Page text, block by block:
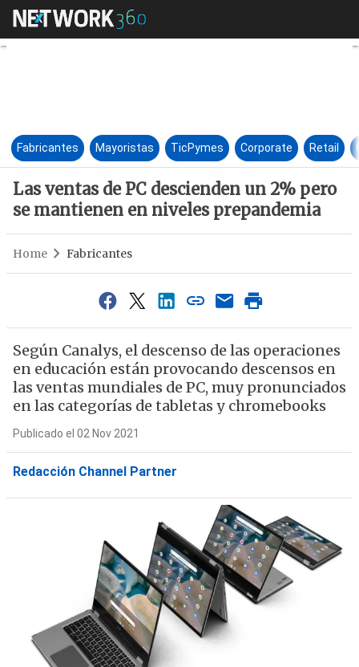
Las ventas de PC
Fabricantes Mayoristas TicPymes Corporate Retail
Las ventas de PC descienden un 2% pero
se mantienen en niveles prepandemia
Home Fabricantes
Según Canalys, el descenso de las operaciones
en educación están provocando descensos en
las ventas mundiales de PC, muy pronunciados
en las categorías de tabletas y chromebooks
Publicado el 02 Nov 2021
Redacción Channel Partner